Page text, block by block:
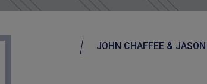
JOHN CHAFFEE &